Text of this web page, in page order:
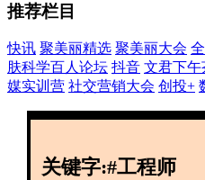
实
推荐栏目
快讯 聚美丽精选 聚美丽大会
肤科学百人论坛 抖音 文君下午
媒实训营 社交营销大会 创投+
关键字:#工程师